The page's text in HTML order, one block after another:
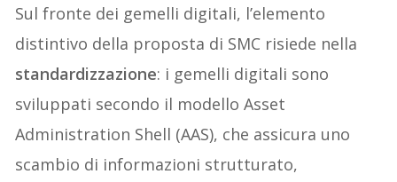
Sul fronte dei gemelli digitali, l’elemento
distintivo della proposta di SMC risiede nella
standardizzazione: i gemelli digitali sono
sviluppati secondo il modello Asset
Administration Shell (AAS), che assicura uno
scambio di informazioni strutturato,